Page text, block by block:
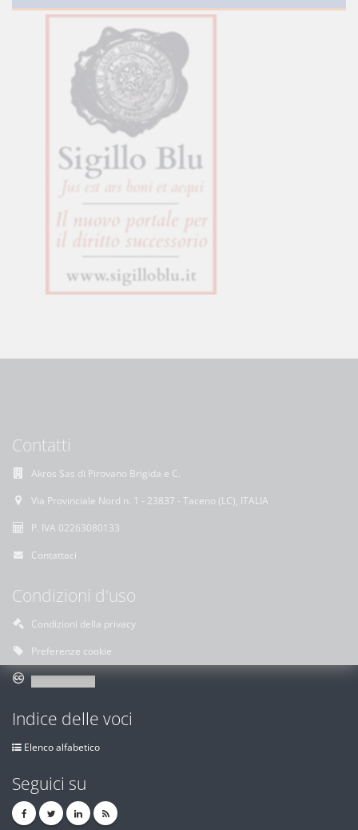
Contatti
Akros Sas di Pirovano Brigida e C.
Via Provinciale Nord n. 1 - 23837 - Taceno (LC), ITALIA
P. IVA 02263080133
Contattaci
Condizioni d'uso
Condizioni della privacy
Preferenze cookie
Indice delle voci
Elenco alfabetico
Seguici su